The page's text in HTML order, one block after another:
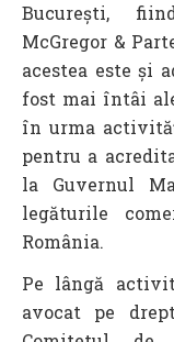
București,
McGregor &
acestea este și
fost mai întâi
în urma
pentru a
la Guvernul
legăturile
România.
Pe lângă
avocat pe